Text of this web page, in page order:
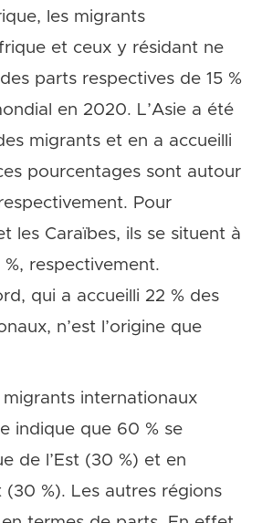
les migrants
et ceux y résidant ne
parts respectives de 15 %
en 2020. L’Asie a été
migrants et en a accueilli
pourcentages sont autour
Pour
les Caraïbes, ils se situent à
respectivement.
qui a accueilli 22 % des
n’est l’origine que
internationaux
indique que 60 % se
de l’Est (30 %) et en
(30 %). Les autres régions